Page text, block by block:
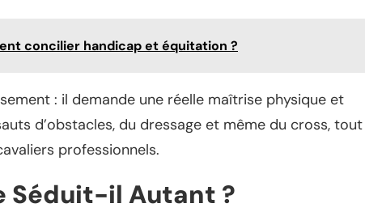
concilier handicap et équitation ?
: il demande une réelle maîtrise physique et
d’obstacles, du dressage et même du cross, tout
professionnels.
Séduit-il Autant ?